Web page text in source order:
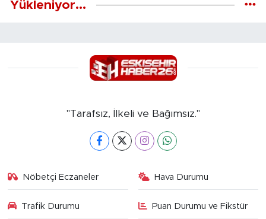
Yükleniyor...
"Tarafsız, İlkeli ve Bağımsız."
Nöbetçi Eczaneler Hava Durumu
Trafik Durumu Puan Durumu ve Fikstür